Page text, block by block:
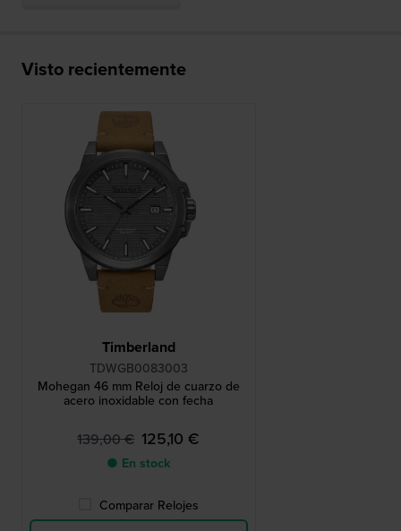
Visto recientemente
Timberland
TDWGB0083003
Mohegan 46 mm Reloj de cuarzo de
acero inoxidable con fecha
139,00 € 125,10 €
● En stock
Comparar Relojes